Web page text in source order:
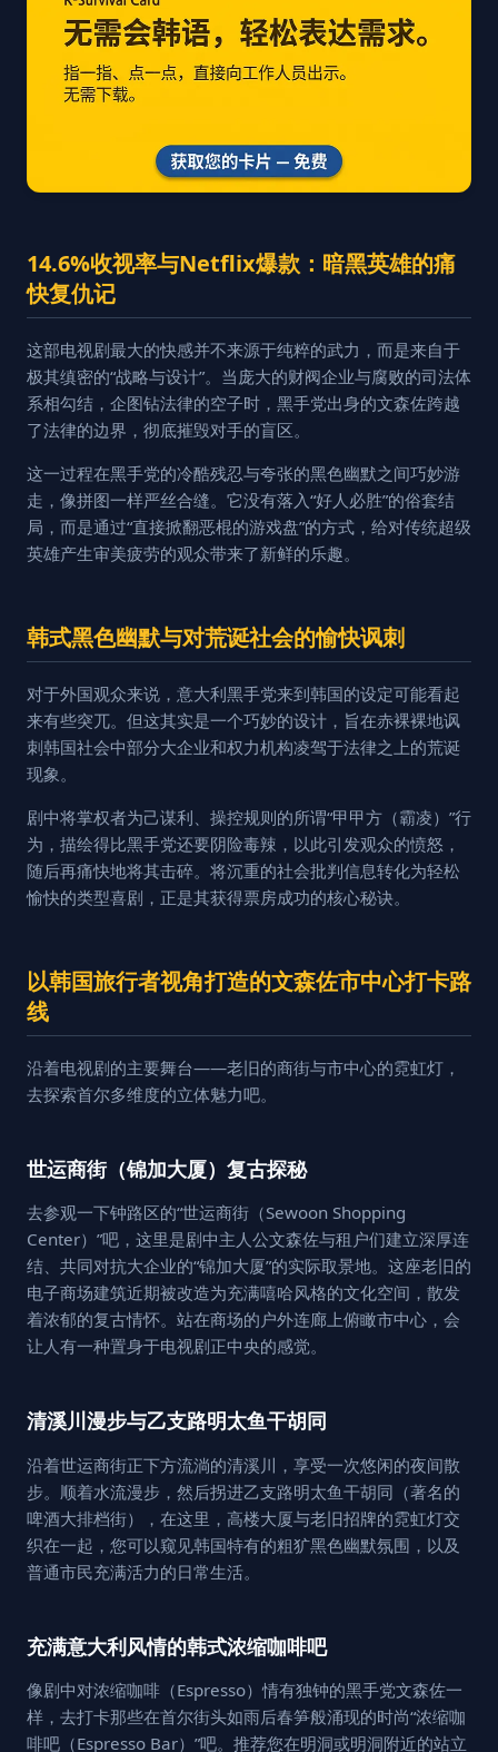
14.6%收视率与Netflix爆款：暗黑英雄的痛
快复仇记
这部电视剧最大的快感并不来源于纯粹的武力，而是来自于
极其缜密的“战略与设计”。当庞大的财阀企业与腐败的司法体
系相勾结，企图钻法律的空子时，黑手党出身的文森佐跨越
了法律的边界，彻底摧毁对手的盲区。
这一过程在黑手党的冷酷残忍与夸张的黑色幽默之间巧妙游
走，像拼图一样严丝合缝。它没有落入“好人必胜”的俗套结
局，而是通过“直接掀翻恶棍的游戏盘”的方式，给对传统超级
英雄产生审美疲劳的观众带来了新鲜的乐趣。
韩式黑色幽默与对荒诞社会的愉快讽刺
对于外国观众来说，意大利黑手党来到韩国的设定可能看起
来有些突兀。但这其实是一个巧妙的设计，旨在赤裸裸地讽
刺韩国社会中部分大企业和权力机构凌驾于法律之上的荒诞
现象。
剧中将掌权者为己谋利、操控规则的所谓“甲甲方（霸凌）”行
为，描绘得比黑手党还要阴险毒辣，以此引发观众的愤怒，
随后再痛快地将其击碎。将沉重的社会批判信息转化为轻松
愉快的类型喜剧，正是其获得票房成功的核心秘诀。
以韩国旅行者视角打造的文森佐市中心打卡路
线
沿着电视剧的主要舞台——老旧的商街与市中心的霓虹灯，
去探索首尔多维度的立体魅力吧。
世运商街（锦加大厦）复古探秘
去参观一下钟路区的“世运商街（Sewoon Shopping
Center）”吧，这里是剧中主人公文森佐与租户们建立深厚连
结、共同对抗大企业的“锦加大厦”的实际取景地。这座老旧的
电子商场建筑近期被改造为充满嘻哈风格的文化空间，散发
着浓郁的复古情怀。站在商场的户外连廊上俯瞰市中心，会
让人有一种置身于电视剧正中央的感觉。
清溪川漫步与乙支路明太鱼干胡同
沿着世运商街正下方流淌的清溪川，享受一次悠闲的夜间散
步。顺着水流漫步，然后拐进乙支路明太鱼干胡同（著名的
啤酒大排档街），在这里，高楼大厦与老旧招牌的霓虹灯交
织在一起，您可以窥见韩国特有的粗犷黑色幽默氛围，以及
普通市民充满活力的日常生活。
充满意大利风情的韩式浓缩咖啡吧
像剧中对浓缩咖啡（Espresso）情有独钟的黑手党文森佐一
样，去打卡那些在首尔街头如雨后春笋般涌现的时尚“浓缩咖
啡吧（Espresso Bar）”吧。推荐您在明洞或明洞附近的站立